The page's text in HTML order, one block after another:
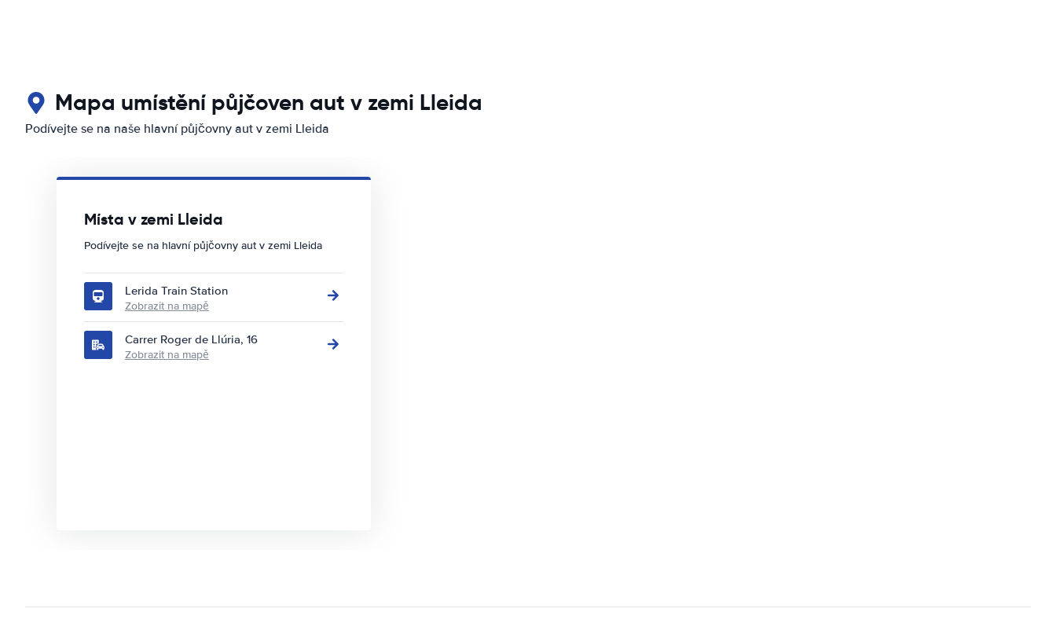
Mapa umístění půjčoven aut v zemi Lleida
Podívejte se na naše hlavní půjčovny aut v zemi Lleida
Místa v zemi Lleida
Podívejte se na hlavní půjčovny aut v zemi Lleida
Lerida Train Station
Zobrazit na mapě
Carrer Roger de Llúria, 16
Zobrazit na mapě